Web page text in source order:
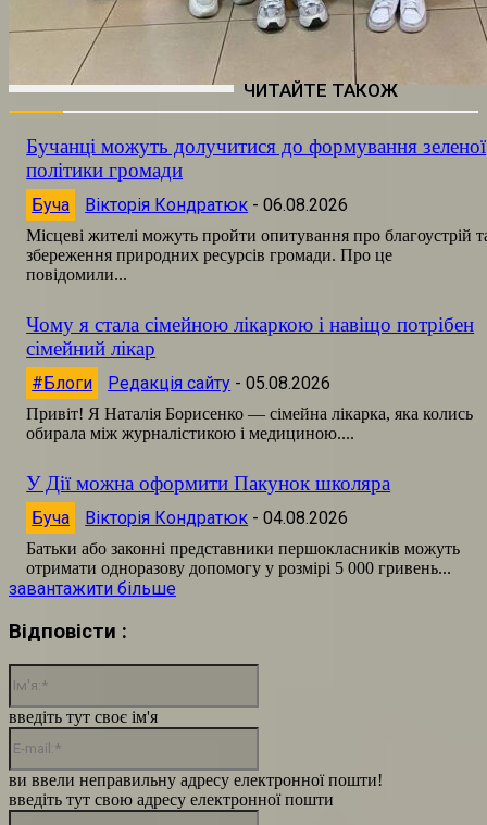
ЧИТАЙТЕ ТАКОЖ
Бучанці можуть долучитися до формування зеленої
політики громади
Буча Вікторія Кондратюк - 06.08.2026
Місцеві жителі можуть пройти опитування про благоустрій
збереження природних ресурсів громади. Про це
повідомили...
Чому я стала сімейною лікаркою і навіщо потрібен
сімейний лікар
#Блоги Редакція сайту - 05.08.2026
Привіт! Я Наталія Борисенко — сімейна лікарка, яка колись
обирала між журналістикою і медициною....
У Дії можна оформити Пакунок школяра
Буча Вікторія Кондратюк - 04.08.2026
Батьки або законні представники першокласників можуть
отримати одноразову допомогу у розмірі 5 000 гривень...
завантажити більше
Відповісти :
введіть тут своє ім'я
ви ввели неправильну адресу електронної пошти!
введіть тут свою адресу електронної пошти